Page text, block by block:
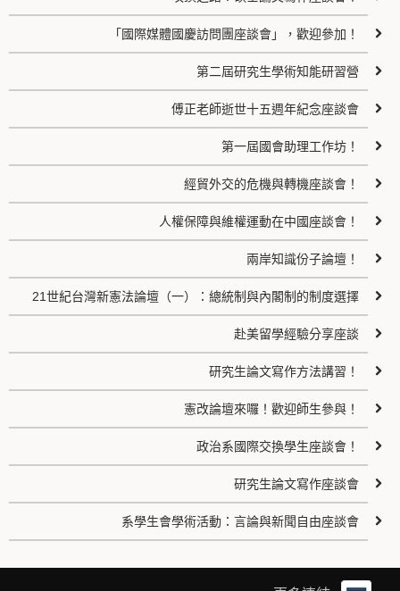
「國際媒體國慶訪問團座談會」，歡迎參加！
第二屆研究生學術知能研習營
傅正老師逝世十五週年紀念座談會
第一屆國會助理工作坊！
經貿外交的危機與轉機座談會！
人權保障與維權運動在中國座談會！
兩岸知識份子論壇！
21世紀台灣新憲法論壇（一）：總統制與內閣制的制度選擇
赴美留學經驗分享座談
研究生論文寫作方法講習！
憲改論壇來囉！歡迎師生參與！
政治系國際交換學生座談會！
研究生論文寫作座談會
系學生會學術活動：言論與新聞自由座談會